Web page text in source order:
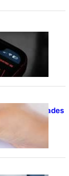
R$ 62,5
oportunidades
eleitoral